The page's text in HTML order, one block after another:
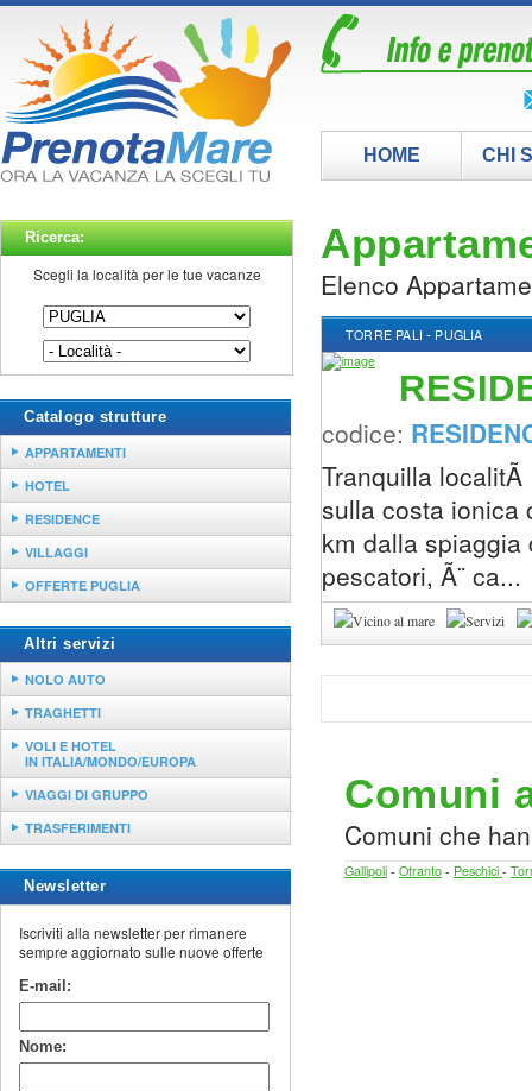
HOME CHI
Elenco
TORRE PALI- PUGLIA
codice:
Tranquilla
sulla costa ionica
km dalla spiaggia
pescatori, Ã¨ ca...
Comuni
Comuni che
Gallipoli - Otranto - Peschici -
Ricerca:
Scegli la località per le tue vacanze
Catalogo strutture
APPARTAMENTI
HOTEL
RESIDENCE
VILLAGGI
OFFERTE PUGLIA
Altri servizi
NOLO AUTO
TRAGHETTI
VOLI E HOTEL
IN ITALIA/MONDO/EUROPA
VIAGGI DI GRUPPO
TRASFERIMENTI
Newsletter
Iscriviti alla newsletter per rimanere
sempre aggiornato sulle nuove offerte
E-mail:
Nome: